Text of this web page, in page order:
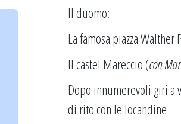
Il duomo:
La famosa piazza Walther
Il castel Mareccio (con
Dopo innumerevoli giri a
di rito con le locandine